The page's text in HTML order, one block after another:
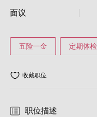
面议
五险一金 定期体检
收藏职位
职位描述